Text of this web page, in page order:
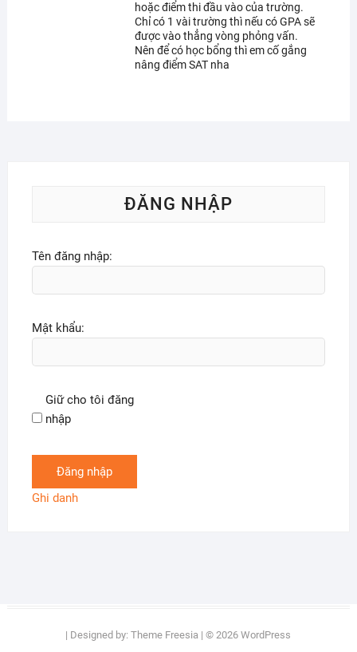
hoặc điểm thi đầu vào của trường.
Chỉ có 1 vài trường thì nếu có GPA sẽ
được vào thẳng vòng phỏng vấn.
Nên để có học bổng thì em cố gắng
nâng điểm SAT nha
ĐĂNG NHẬP
Tên đăng nhập:
Mật khẩu:
Giữ cho tôi đăng
nhập
Đăng nhập
Ghi danh
| Designed by:Theme Freesia | © 2026WordPress